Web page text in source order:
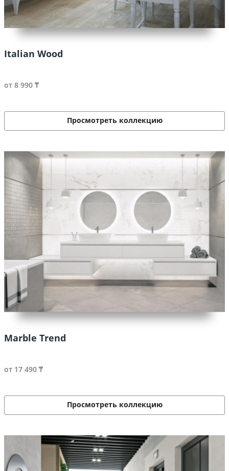
Italian Wood
от 8 990 ₸
Просмотреть коллекцию
Marble Trend
от 17 490 ₸
Просмотреть коллекцию